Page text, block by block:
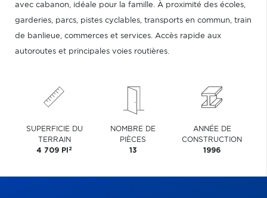
avec cabanon, idéale pour la famille. À proximité des écoles,
garderies, parcs, pistes cyclables, transports en commun, train
de banlieue, commerces et services. Accès rapide aux
autoroutes et principales voies routières.
SUPERFICIE DU
TERRAIN
4 709 PI 2
NOMBRE DE
PIÈCES
13
ANNÉE DE
CONSTRUCTION
1996